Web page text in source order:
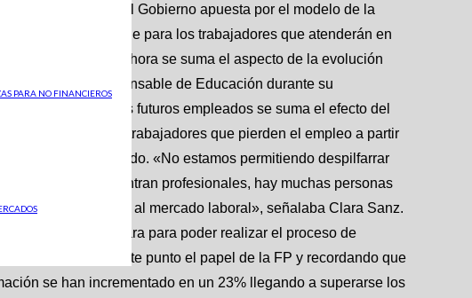
PARA NO FINANCIEROS
D. Velarde Aquí, el Gobierno apuesta por el modelo de la
foco de aprendizaje para los trabajadores que atenderán en
a lo que ahora se suma el aspecto de la evolución
la responsable de Educación durante su
en la base de los futuros empleados se suma el efecto del
a todos los trabajadores que pierden el empleo a partir
en el mercado. «No estamos permitiendo despilfarrar
porque no encuentran profesionales, hay muchas personas
no vuelven a entrar al mercado laboral», señalaba Clara Sanz.
de las personas para para poder realizar el proceso de
ensalzando en este punto el papel de la FP y recordando que
se han incrementado en un 23% llegando a superarse los